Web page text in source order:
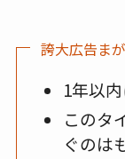
誇大広告ま
1年以
このタ
ぐのは